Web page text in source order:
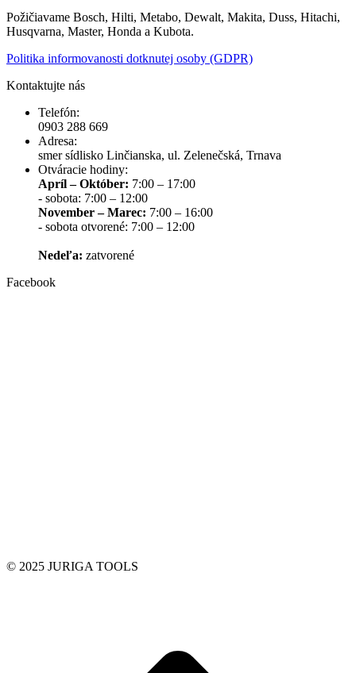
Požičiavame Bosch, Hilti, Metabo, Dewalt, Makita, Duss, Hitachi,
Husqvarna, Master, Honda a Kubota.
Politika informovanosti dotknutej osoby (GDPR)
Kontaktujte nás
Telefón:
0903 288 669
Adresa:
smer sídlisko Linčianska, ul. Zelenečská, Trnava
Otváracie hodiny:
Apríl – Október: 7:00 – 17:00
- sobota: 7:00 – 12:00
November – Marec: 7:00 – 16:00
- sobota otvorené: 7:00 – 12:00
Nedeľa: zatvorené
Facebook
© 2025 JURIGA TOOLS